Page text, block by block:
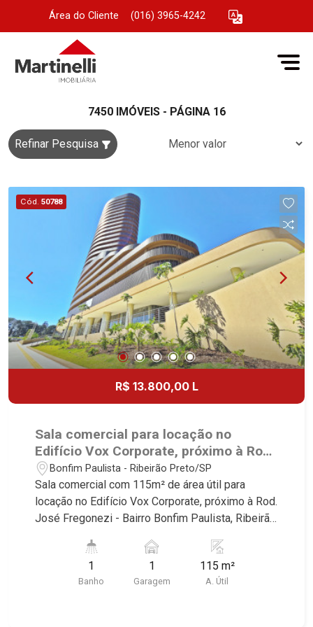
Área do Cliente (016) 3965-4242
7450 IMÓVEIS - PÁGINA 16
Refinar Pesquisa
Cód. 50788
R$ 13.800,00 L
Sala comercial para locação no
Edifício Vox Corporate, próximo à Rod.
José Fregonezi - Ribeirão Preto/SP.
Bonfim Paulista - Ribeirão Preto/SP
Sala comercial com 115m² de área útil para
locação no Edifício Vox Corporate, próximo à Rod.
José Fregonezi - Bairro Bonfim Paulista, Ribeirão
imóvel que a Martinelli Imobiliária selecionou
Imobiliária - excelência absoluta no mercado
1
Banho
1
Garagem
115 m²
A. Útil